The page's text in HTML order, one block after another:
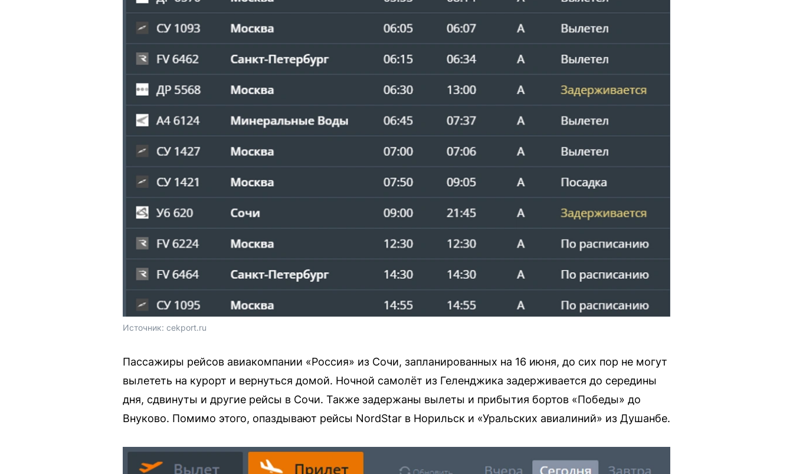
Источник: cekport.ru
Пассажиры рейсов авиакомпании «Россия» из Сочи, запланированных на 16 июня, до сих пор не могут
вылететь на курорт и вернуться домой. Ночной самолёт из Геленджика задерживается до середины
дня, сдвинуты и другие рейсы в Сочи. Также задержаны вылеты и прибытия бортов «Победы» до
Внуково. Помимо этого, опаздывают рейсы NordStar в Норильск и «Уральских авиалиний» из Душанбе.